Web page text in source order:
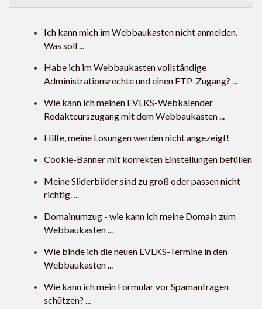
Ich kann mich im Webbaukasten nicht anmelden.
Was soll ...
Habe ich im Webbaukasten vollständige
Administrationsrechte und einen FTP-Zugang? ...
Wie kann ich meinen EVLKS-Webkalender
Redakteurszugang mit dem Webbaukasten ...
Hilfe, meine Losungen werden nicht angezeigt!
Cookie-Banner mit korrekten Einstellungen befüllen
Meine Sliderbilder sind zu groß oder passen nicht
richtig. ...
Domainumzug - wie kann ich meine Domain zum
Webbaukasten ...
Wie binde ich die neuen EVLKS-Termine in den
Webbaukasten ...
Wie kann ich mein Formular vor Spamanfragen
schützen? ...